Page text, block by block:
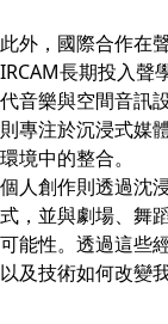
此外，國際合作在
IRCAM長期投入聲
代音樂與空間音訊
則專注於沉浸式媒
環境中的整合。
個人創作則透過沈
式，並與劇場、舞
可能性。透過這些
以及技術如何改變